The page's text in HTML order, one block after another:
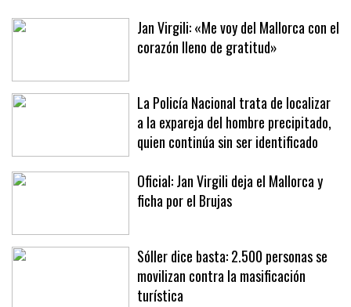
Jan Virgili: «Me voy del Mallorca con el
corazón lleno de gratitud»
La Policía Nacional trata de localizar
a la expareja del hombre precipitado,
quien continúa sin ser identificado
Oficial: Jan Virgili deja el Mallorca y
ficha por el Brujas
Sóller dice basta: 2.500 personas se
movilizan contra la masificación
turística